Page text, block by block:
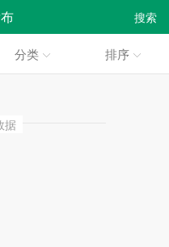
搜索
分类 排序
据